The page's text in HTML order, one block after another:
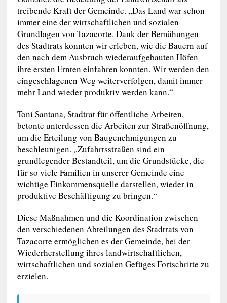
treibende Kraft der Gemeinde. „Das Land war schon
immer eine der wirtschaftlichen und sozialen
Grundlagen von Tazacorte. Dank der Bemühungen
des Stadtrats konnten wir erleben, wie die Bauern auf
den nach dem Ausbruch wiederaufgebauten Höfen
ihre ersten Ernten einfahren konnten. Wir werden den
eingeschlagenen Weg weiterverfolgen, damit immer
mehr Land wieder produktiv werden kann.“
Toni Santana, Stadtrat für öffentliche Arbeiten,
betonte unterdessen die Arbeiten zur Straßenöffnung,
um die Erteilung von Baugenehmigungen zu
beschleunigen. „Zufahrtsstraßen sind ein
grundlegender Bestandteil, um die Grundstücke, die
für so viele Familien in unserer Gemeinde eine
wichtige Einkommensquelle darstellen, wieder in
produktive Beschäftigung zu bringen.“
Diese Maßnahmen und die Koordination zwischen
den verschiedenen Abteilungen des Stadtrats von
Tazacorte ermöglichen es der Gemeinde, bei der
Wiederherstellung ihres landwirtschaftlichen,
wirtschaftlichen und sozialen Gefüges Fortschritte zu
erzielen.